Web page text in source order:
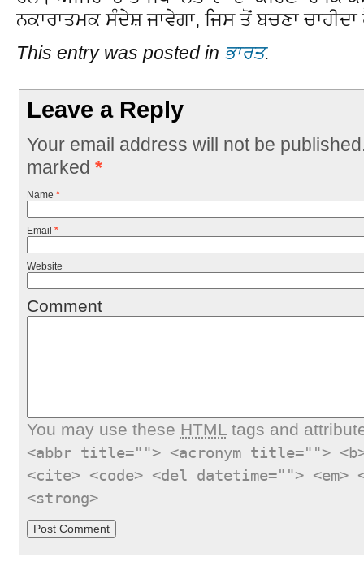
ਨਕਾਰਾਤਮਕ ਸੰਦੇਸ਼ ਜਾਵੇਗਾ, ਜਿਸ ਤੋਂ ਬਚਣਾ
This entry was posted in ਭਾਰਤ.
Leave a Reply
Your email address will not be
marked *
Name *
Email *
Website
Comment
You may use these HTMLtags and
<abbr title=""> <acronym title="">
<cite> <code> <del datetime="">
<strong>